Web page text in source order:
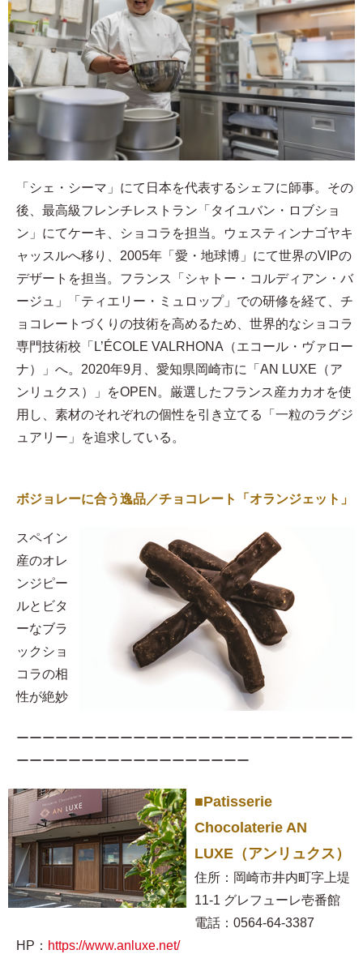
「シェ・シーマ」にて日本を代表するシェフに師事。その
後、最高級フレンチレストラン「タイユバン・ロブショ
ン」にてケーキ、ショコラを担当。ウェスティンナゴヤキ
ャッスルへ移り、2005年「愛・地球博」にて世界のVIPの
デザートを担当。フランス「シャトー・コルディアン・バ
ージュ」「ティエリー・ミュロップ」での研修を経て、チ
ョコレートづくりの技術を高めるため、世界的なショコラ
専門技術校「L’ÉCOLE VALRHONA（エコール・ヴァロー
ナ）」へ。2020年9月、愛知県岡崎市に「AN LUXE（ア
ンリュクス）」をOPEN。厳選したフランス産カカオを使
用し、素材のそれぞれの個性を引き立てる「一粒のラグジ
ュアリー」を追求している。
ボジョレーに合う逸品／チョコレート「オランジェット」
スペイン
産のオレ
ンジピー
ルとビタ
ーなブラ
ックショ
コラの相
性が絶妙
ーーーーーーーーーーーーーーーーーーーーーーーーーー
ーーーーーーーーーーーーーーーーーー
■Patisserie
Chocolaterie AN
LUXE（アンリュクス）
住所：岡崎市井内町字上堤
11-1 グレフューレ壱番館
電話：0564-64-3387
HP： https://www.anluxe.net/